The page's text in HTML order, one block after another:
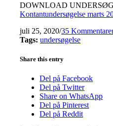
DOWNLOAD
Kontantundersøgelse marts
juli 25, 2020/35
Tags: undersøgelse
Share this entry
Del på Facebook
Del på Twitter
Share on WhatsApp
Del på Pinterest
Del på Reddit